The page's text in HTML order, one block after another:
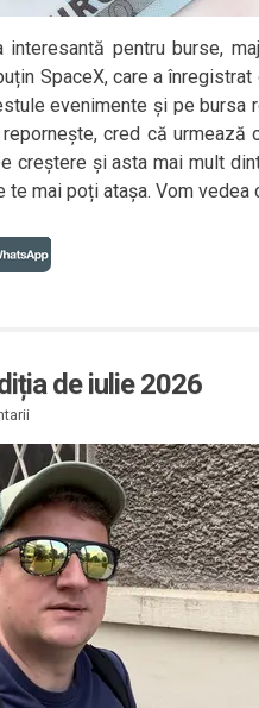
pentru burse,
SpaceX, care a
evenimente și pe bursa
cred că urmează
creștere și asta mai mult
mai poți atașa. Vom
de iulie 2026